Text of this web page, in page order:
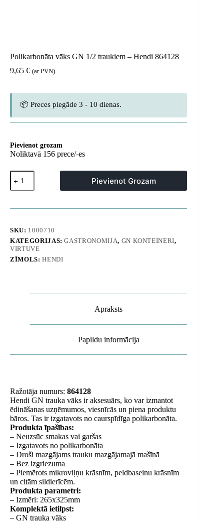
Polikarbonāta vāks GN 1/2 traukiem – Hendi 864128
9,65 € (ar PVN)
📦 Preces piegāde 3 - 10 dienas.
Pievienot grozam
Noliktavā 156 prece/-es
Polikarbonāta
vāks
GN
traukiem
864128
daudzums
Pievienot Grozam
SKU: 1000710
KATEGORIJAS:GASTRONOMIJA, GN KONTEINERI,
VIRTUVE
ZĪMOLS:HENDI
Apraksts
Papildu informācija
Ražotāja numurs: 864128
Hendi GN trauka vāks ir aksesuārs, ko var izmantot
ēdināšanas uzņēmumos, viesnīcās un piena produktu
bāros. Tas ir izgatavots no caurspīdīga polikarbonāta.
Produkta īpašības:
– Neuzsūc smakas vai garšas
– Izgatavots no polikarbonāta
– Droši mazgājams trauku mazgājamajā mašīnā
– Bez izgriezuma
– Piemērots mikroviļņu krāsnīm, peldbaseinu krāsnīm
un citām sildierīcēm.
Produkta parametri:
– Izmēri: 265x325mm
Komplektā ietilpst:
– GN trauka vāks